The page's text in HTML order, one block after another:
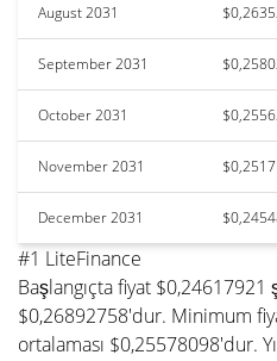
August 2031
September 2031
October 2031
November 2031
December 2031
#1 LiteFinance
Başlangıçta fiyat
$0,26892758'dur. Minimum
ortalaması $0,25578098'dur.